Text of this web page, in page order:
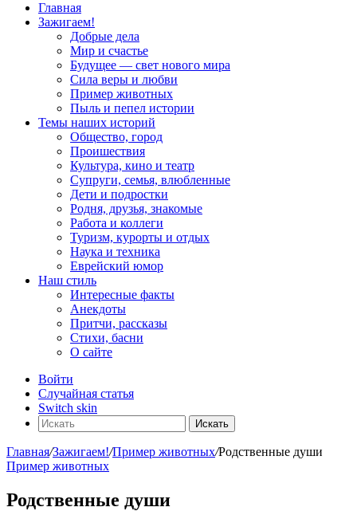
Главная
Зажигаем!
Добрые дела
Мир и счастье
Будущее — свет нового мира
Сила веры и любви
Пример животных
Пыль и пепел истории
Темы наших историй
Общество, город
Проишествия
Культура, кино и театр
Супруги, семья, влюбленные
Дети и подростки
Родня, друзья, знакомые
Работа и коллеги
Туризм, курорты и отдых
Наука и техника
Еврейский юмор
Наш стиль
Интересные факты
Анекдоты
Притчи, рассказы
Стихи, басни
О сайте
Войти
Случайная статья
Switch skin
Искать
Главная/Зажигаем!/Пример животных/Родственные души
Пример животных
Родственные души